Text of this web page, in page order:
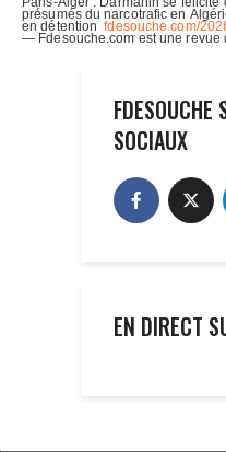
FDESOUCHE
SOCIAUX
EN DIRECT